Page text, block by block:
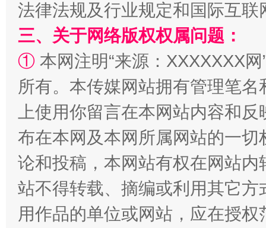
阿坝州三大球赛在茂县开幕 规模
法律法规及行业规定和国际互
三、关于网络版权权属问题：
① 本网注明“来源：XXXXXXX
所有。本传媒网站拥有管理笔
上使用你留言在本网站内容和
布在本网及本网所属网站的一
论和投稿，本网站有权在网站
站不得转载、摘编或利用其它
用作品的单位或网站，应在授